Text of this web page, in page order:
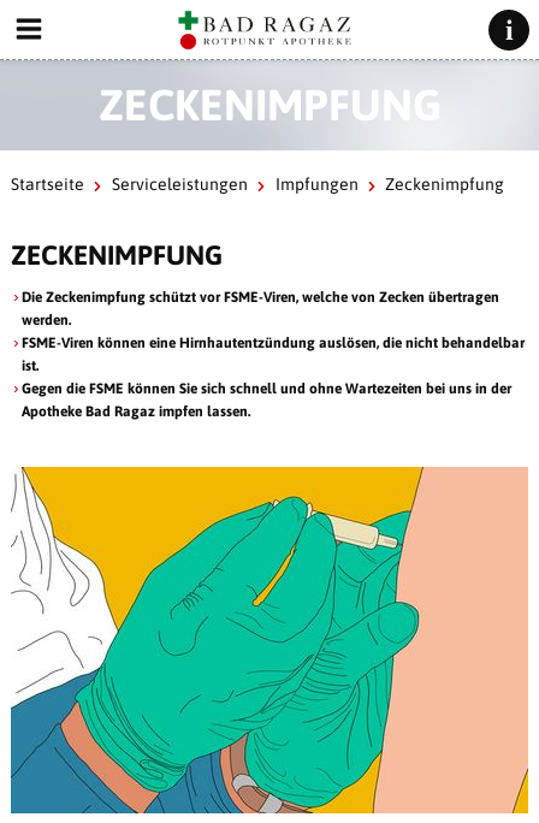
ZECKENIMPFUNG
Startseite Serviceleistungen Impfungen Zeckenimpfung
ZECKENIMPFUNG
Die Zeckenimpfung schützt vor FSME-Viren, welche von Zecken übertragen
werden.
FSME-Viren können eine Hirnhautentzündung auslösen, die nicht behandelbar
ist.
Gegen die FSME können Sie sich schnell und ohne Wartezeiten bei uns in der
Apotheke Bad Ragaz impfen lassen.